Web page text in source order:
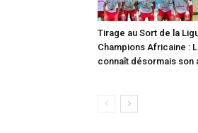
Tirage au Sort de la
Champions Africaine :
connaît désormais son